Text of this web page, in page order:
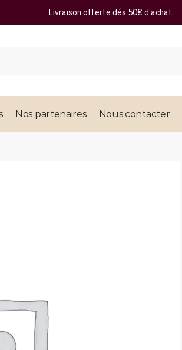
Livraison offerte dés 50€ d’achat.
Nos partenaires Nous contacter